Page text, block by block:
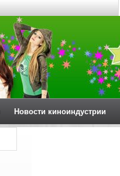
Новости киноиндустрии